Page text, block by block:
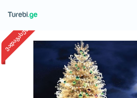
Request a tour
ვადაგასული